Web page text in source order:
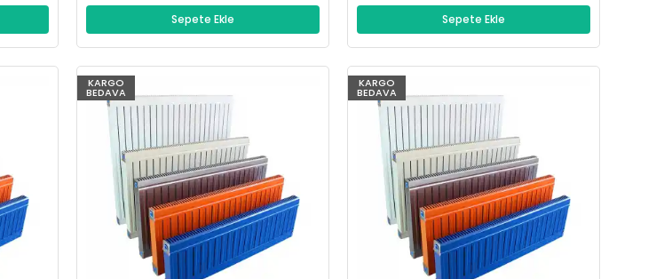
Sepete Ekle Sepete Ekle
KARGO
BEDAVA
KARGO
BEDAVA